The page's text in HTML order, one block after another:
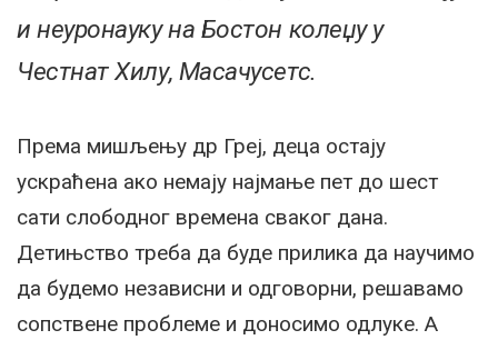
и неуронауку на Бостон колеџу у
Честнат Хилу, Масачусетс.
Према мишљењу др Греј, деца остају
ускраћена ако немају најмање пет до шест
сати слободног времена сваког дана.
Детињство треба да буде прилика да научимо
да будемо независни и одговорни, решавамо
сопствене проблеме и доносимо одлуке. А